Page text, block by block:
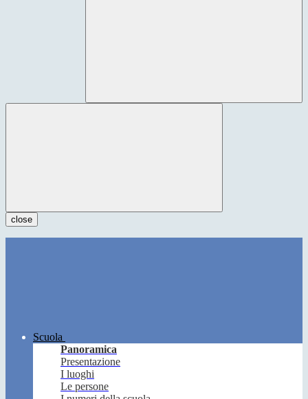
close
Scuola
Panoramica
Presentazione
I luoghi
Le persone